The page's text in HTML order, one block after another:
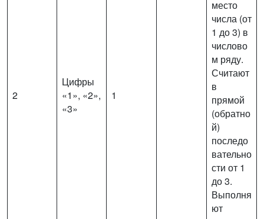
место
числа (от
1 до 3) в
числово
м ряду.
Считают
в
прямой
(обратно
й)
последо
вательно
сти от 1
до 3.
Выполня
ют
2
Цифры
«1», «2»,
«3»
1